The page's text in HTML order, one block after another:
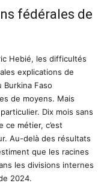
fédérales de
Hebié, les difficultés
explications de
Burkina Faso
de moyens. Mais
Dix mois sans
métier, c’est
Au-delà des résultats
que les racines
les divisions internes
2024.